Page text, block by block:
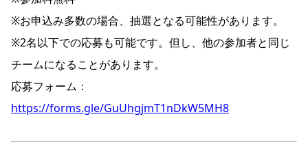
※お申込み多数の場合、抽選となる可能性があります。
※2名以下での応募も可能です。但し、他の参加者と同じ
チームになることがあります。
応募フォーム：
https://forms.gle/GuUhgjmT1nDkW5MH8